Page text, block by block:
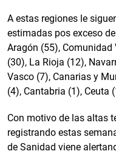
A estas regiones le
estimadas pos exceso
Aragón (55),
(30), La Rioja (12),
Vasco (7), Canarias y
(4), Cantabria (1), Ceuta
Con motivo de las altas
registrando estas
de Sanidad viene